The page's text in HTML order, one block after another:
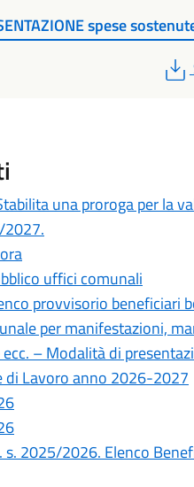
spese
una proroga per la
2027.
uffici comunali
provvisorio beneficiari
per manifestazioni,
– Modalità di
di Lavoro anno 2026-2027
2025/2026. Elenco